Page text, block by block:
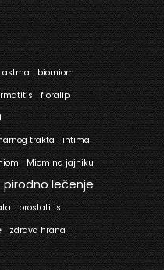
astma biomiom
floralip
trakta intima
Miom na jajniku
pirodno lečenje
prostatitis
zdrava hrana